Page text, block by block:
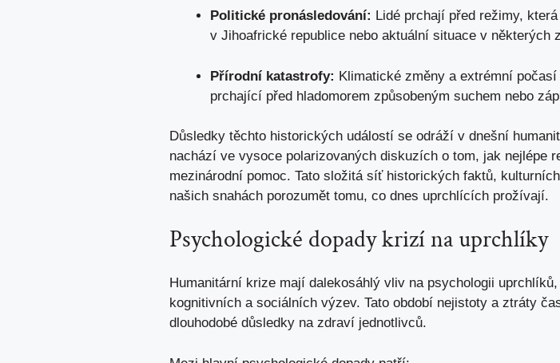
Politické pronásledování: Lidé prchají před režimy,
v Jihoafrické republice nebo aktuální situace v některých
Přírodní katastrofy: Klimatické změny a extrémní
prchající před hladomorem způsobeným suchem nebo
Důsledky těchto historických událostí se odráží v dnešní
nachází ve vysoce polarizovaných diskuzích o tom, jak nejlépe
mezinárodní pomoc. Tato složitá síť historických faktů,
našich snahách porozumět tomu, co dnes uprchlících prožívají.
Psychologické dopady krizí na uprchlíky
Humanitární krize mají dalekosáhlý vliv na psychologii
kognitivních a sociálních výzev. Tato období nejistoty a ztráty
dlouhodobé důsledky na zdraví jednotlivců.